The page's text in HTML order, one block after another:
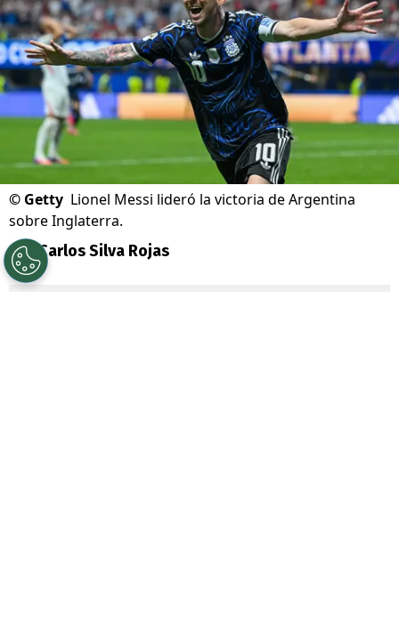
© Getty Lionel Messi lideró la victoria de Argentina
sobre Inglaterra.
Por Carlos Silva Rojas